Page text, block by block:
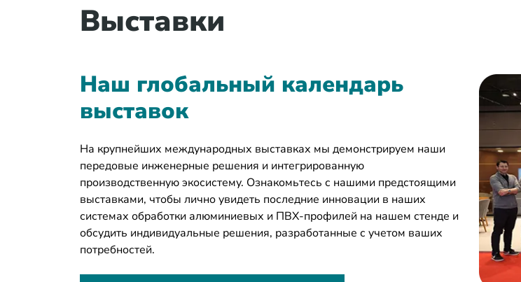
Выставки
Наш глобальный календарь
выставок
На крупнейших международных выставках мы демонстрируем наши
передовые инженерные решения и интегрированную
производственную экосистему. Ознакомьтесь с нашими предстоящими
выставками, чтобы лично увидеть последние инновации в наших
системах обработки алюминиевых и ПВХ-профилей на нашем стенде и
обсудить индивидуальные решения, разработанные с учетом ваших
потребностей.